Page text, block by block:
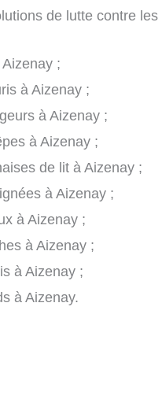
de lutte contre
;
à Aizenay ;
à Aizenay ;
à Aizenay ;
de lit à Aizenay ;
à Aizenay ;
à Aizenay ;
à Aizenay ;
à Aizenay ;
à Aizenay.